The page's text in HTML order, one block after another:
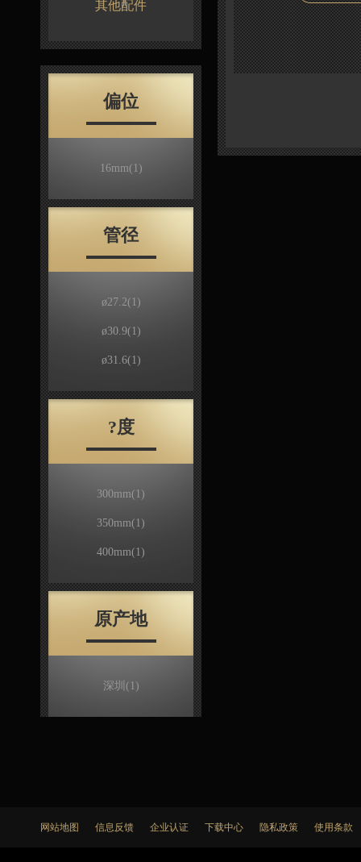
其他配件
偏位
16mm(1)
管径
ø27.2(1)
ø30.9(1)
ø31.6(1)
?度
300mm(1)
350mm(1)
400mm(1)
原产地
深圳 (1)
网站地图 信息反馈 企业认证 下载中心 隐私政策 使用条款